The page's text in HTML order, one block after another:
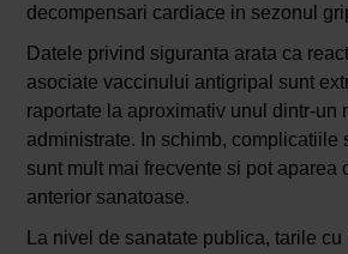
decompensari cardiace in sezonul
Datele privind siguranta arata ca
asociate vaccinului antigripal sunt
raportate la aproximativ unul dintr-un
administrate. In schimb, complicatiile
sunt mult mai frecvente si pot aparea
anterior sanatoase.
La nivel de sanatate publica, tarile